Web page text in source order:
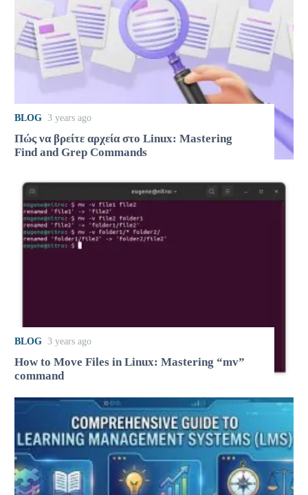
BLOG 3 years ago
Πώς να βρείτε αρχεία στο Linux: Mastering
Find and Grep Commands
BLOG 3 years ago
How to Move Files in Linux: Mastering “mv”
command